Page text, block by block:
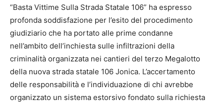
“Basta Vittime Sulla Strada Statale 106” ha espresso
profonda soddisfazione per l’esito del procedimento
giudiziario che ha portato alle prime condanne
nell’ambito dell’inchiesta sulle infiltrazioni della
criminalità organizzata nei cantieri del terzo Megalotto
della nuova strada statale 106 Jonica. L’accertamento
delle responsabilità e l’individuazione di chi avrebbe
organizzato un sistema estorsivo fondato sulla richiesta